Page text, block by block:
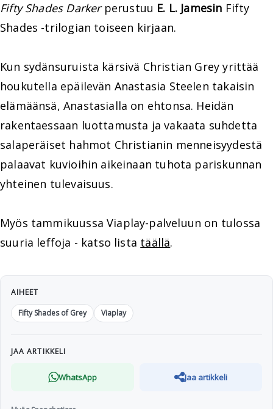
Fifty Shades Darkerperustuu E. L. Jamesin Fifty
Shades -trilogian toiseen kirjaan.
Kun sydänsuruista kärsivä Christian Grey yrittää
houkutella epäilevän Anastasia Steelen takaisin
elämäänsä, Anastasialla on ehtonsa. Heidän
rakentaessaan luottamusta ja vakaata suhdetta
salaperäiset hahmot Christianin menneisyydestä
palaavat kuvioihin aikeinaan tuhota pariskunnan
yhteinen tulevaisuus.
Myös tammikuussa Viaplay-palveluun on tulossa
suuria leffoja - katso lista täällä.
AIHEET
Fifty Shades of Grey
Viaplay
JAA ARTIKKELI
WhatsApp Jaa artikkeli